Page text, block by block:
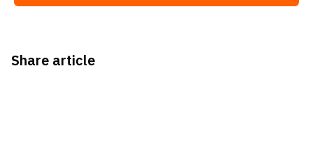
Share article